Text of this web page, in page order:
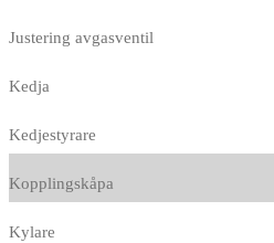
Justering avgasventil
Kedja
Kedjestyrare
Kopplingskåpa
Kylare